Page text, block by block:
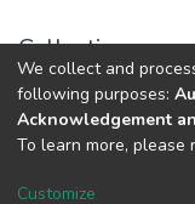
Collections
1.1.2. Informes
DSpace software
Cookie
We collect and
following purposes:
Acknowledgement
To learn more, please
Customize